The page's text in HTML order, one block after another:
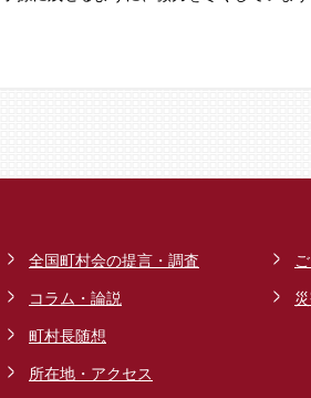
全国町村会の提言・調査
コラム・論説
町村長随想
所在地・アクセス